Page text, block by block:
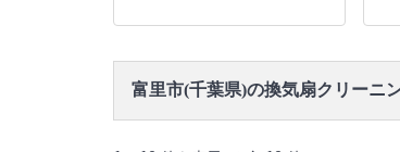
富里市(千葉県)の換気扇クリーニ